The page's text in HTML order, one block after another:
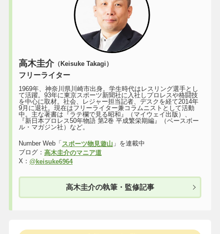
高木圭介（Keisuke Takagi）
フリーライター
1969年、神奈川県川崎市出身。学生時代はレスリング選手とし
て活躍。93年に東京スポーツ新聞社に入社しプロレスや格闘技
を中心に取材。社会、レジャー担当記者、デスクを経て2014年
9月に退社。現在はフリーライター兼コラムニストとして活動
中。主な著書は『ラテ欄で見る昭和』（マイウェイ出版）、
『新日本プロレス50年物語 第2巻 平成繁栄期編』（ベースボー
ル・マガジン社）など。
Number Web「 スポーツ物見遊山 」を連載中
ブログ： 高木圭介のマニア道
X： @keisuke6964
高木圭介の執筆・監修記事